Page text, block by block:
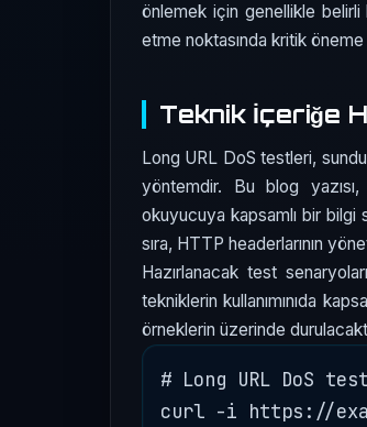
önlemek için genellikle belirli
etme noktasında kritik öneme
Teknik İçeriğe
Long URL DoS testleri,
yöntemdir. Bu blog yazısı,
okuyucuya kapsamlı bir bilgi
sıra, HTTP headerlarının
Hazırlanacak test
tekniklerin kullanımınıda
örneklerin üzerinde
# Long URL DoS